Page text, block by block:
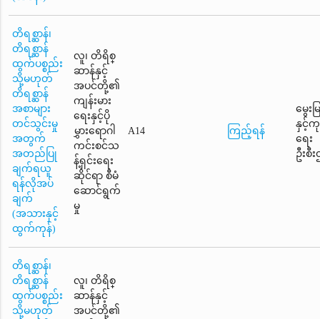
တိရစ္ဆာန်၊
တိရစ္ဆာန်
ထွက်ပစ္စည်း
သို့မဟုတ်
တိရစ္ဆာန်
အစာများ
တင်သွင်းမှု
အတွက်
အတည်ပြု
ချက်ရယူ
ရန်လိုအပ်
ချက်
(အသားနှင့်
ထွက်ကုန်)
လူ၊ တိရိစ္
ဆာန်နှင့်
အပင်တို့၏
ကျန်းမား
ရေးနှင့်ပို
မွှားရောဂါ
ကင်းစင်သ
န့်ရှင်းရေး
ဆိုင်ရာ စီမံ
ဆောင်ရွက်
မှု
A14 ကြည့်ရန်
မွေး
နှင့်
ရေး
ဦးစီး
တိရစ္ဆာန်၊
တိရစ္ဆာန်
ထွက်ပစ္စည်း
သို့မဟုတ်
လူ၊ တိရိစ္
ဆာန်နှင့်
အပင်တို့၏